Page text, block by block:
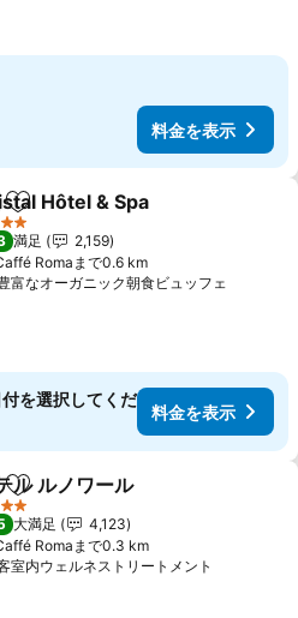
料金を表示
アお気に入りに追加
Hôtel & Spa
ルのランク
満足
2,159
Romaまで0.6 km
富なオーガニック朝食ビュッフェ
を選択してくだ
料金を表示
アお気に入りに追加
ル ルノワール
ルのランク
大満足
4,123
Romaまで0.3 km
室内ウェルネストリートメント